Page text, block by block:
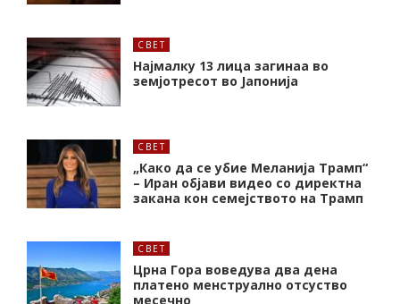
СВЕТ
Најмалку 13 лица загинаа во
земјотресот во Јапонија
СВЕТ
„Како да се убие Меланија Трамп“
– Иран објави видео со директна
закана кон семејството на Трамп
СВЕТ
Црна Гора воведува два дена
платено менструално отсуство
месечно